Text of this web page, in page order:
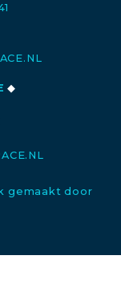
◆
gemaakt door